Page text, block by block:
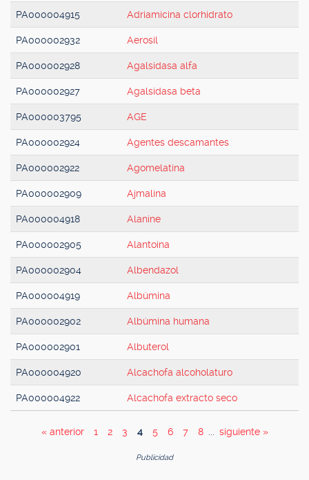
PA000004915 Adriamicina clorhidrato
PA000002932 Aerosil
PA000002928 Agalsidasa alfa
PA000002927 Agalsidasa beta
PA000003795 AGE
PA000002924 Agentes descamantes
PA000002922 Agomelatina
PA000002909 Ajmalina
PA000004918 Alanine
PA000002905 Alantoína
PA000002904 Albendazol
PA000004919 Albúmina
PA000002902 Albúmina humana
PA000002901 Albuterol
PA000004920 Alcachofa alcoholaturo
PA000004922 Alcachofa extracto seco
« anterior 1 2 3 4 5 6 7 8 siguiente »
Publicidad